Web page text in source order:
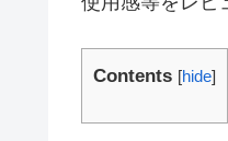
Contents [hide]